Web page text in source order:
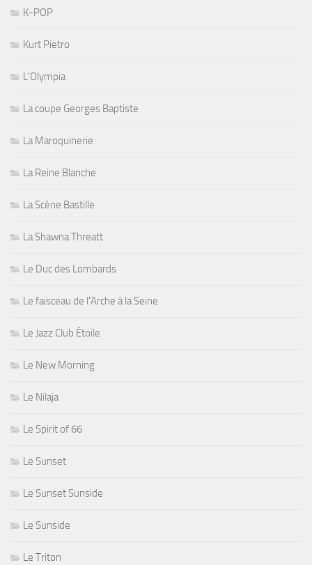
K-POP
Kurt Pietro
L'Olympia
La coupe Georges Baptiste
La Maroquinerie
La Reine Blanche
La Scène Bastille
La Shawna Threatt
Le Duc des Lombards
Le faisceau de l'Arche à la Seine
Le Jazz Club Étoile
Le New Morning
Le Nilaja
Le Spirit of 66
Le Sunset
Le Sunset Sunside
Le Sunside
Le Triton